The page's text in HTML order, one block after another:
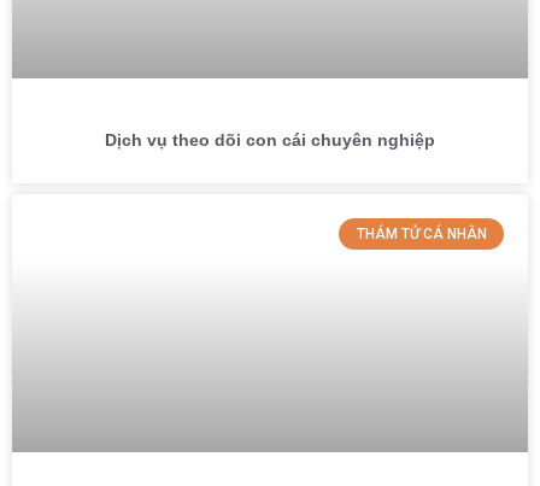
Dịch vụ theo dõi con cái chuyên nghiệp
THÁM TỬ CÁ NHÂN